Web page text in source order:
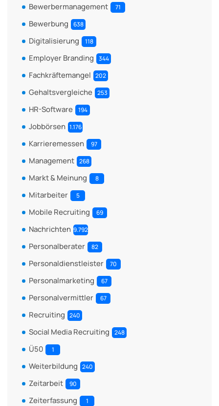
Bewerbermanagement 71
Bewerbung 638
Digitalisierung 118
Employer Branding 344
Fachkräftemangel 202
Gehaltsvergleiche 253
HR-Software 194
Jobbörsen 1.176
Karrieremessen 97
Management 268
Markt & Meinung 8
Mitarbeiter 5
Mobile Recruiting 69
Nachrichten 9.792
Personalberater 82
Personaldienstleister 70
Personalmarketing 67
Personalvermittler 67
Recruiting 240
Social Media Recruiting 248
Ü50 1
Weiterbildung 240
Zeitarbeit 90
Zeiterfassung 1